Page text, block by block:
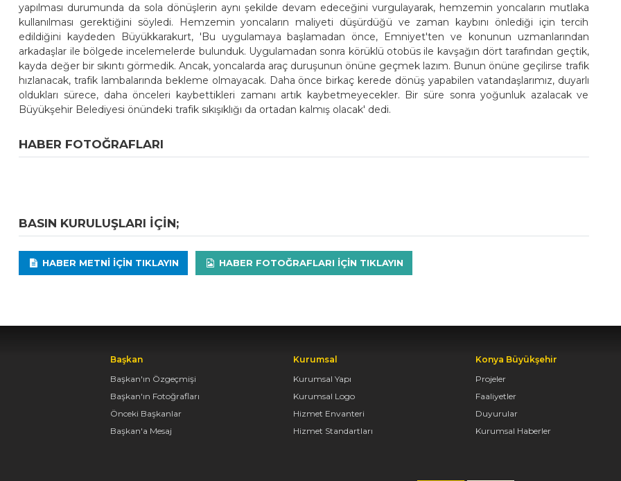
yapılması durumunda da sola dönüşlerin aynı şekilde devam edeceğini vurgulayarak, hemzemin yoncaların mutlaka
kullanılması gerektiğini söyledi. Hemzemin yoncaların maliyeti düşürdüğü ve zaman kaybını önlediği için tercih
edildiğini kaydeden Büyükkarakurt, 'Bu uygulamaya başlamadan önce, Emniyet'ten ve konunun uzmanlarından
arkadaşlar ile bölgede incelemelerde bulunduk. Uygulamadan sonra körüklü otobüs ile kavşağın dört tarafından geçtik,
kayda değer bir sıkıntı görmedik. Ancak, yoncalarda araç duruşunun önüne geçmek lazım. Bunun önüne geçilirse trafik
hızlanacak, trafik lambalarında bekleme olmayacak. Daha önce birkaç kerede dönüş yapabilen vatandaşlarımız, duyarlı
oldukları sürece, daha önceleri kaybettikleri zamanı artık kaybetmeyecekler. Bir süre sonra yoğunluk azalacak ve
Büyükşehir Belediyesi önündeki trafik sıkışıklığı da ortadan kalmış olacak' dedi.
HABER FOTOĞRAFLARI
BASIN KURULUŞLARI IÇIN;
HABER METNI IÇIN TIKLAYIN HABER FOTOĞRAFLARI IÇIN TIKLAYIN
Başkan
Başkan'ın Özgeçmişi
Başkan'ın Fotoğrafları
Önceki Başkanlar
Başkan'a Mesaj
Kurumsal
Kurumsal Yapı
Kurumsal Logo
Hizmet Envanteri
Hizmet Standartları
Konya Büyükşehir
Projeler
Faaliyetler
Duyurular
Kurumsal Haberler